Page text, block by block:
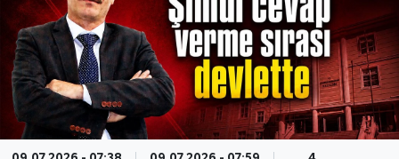
SAĞLIK
EĞİTİM
BÖLGE